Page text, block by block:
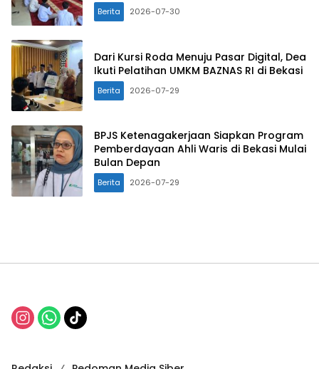
Berita 2026-07-30
Dari Kursi Roda Menuju Pasar Digital, Dea
Ikuti Pelatihan UMKM BAZNAS RI di Bekasi
Berita 2026-07-29
BPJS Ketenagakerjaan Siapkan Program
Pemberdayaan Ahli Waris di Bekasi Mulai
Bulan Depan
Berita 2026-07-29